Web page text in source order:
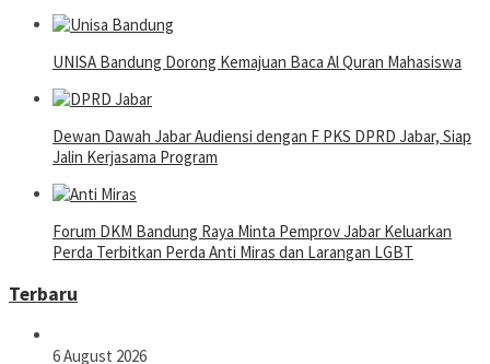
UNISA Bandung Dorong Kemajuan Baca Al Quran Mahasiswa
Dewan Dawah Jabar Audiensi dengan F PKS DPRD Jabar, Siap
Jalin Kerjasama Program
Forum DKM Bandung Raya Minta Pemprov Jabar Keluarkan
Perda Terbitkan Perda Anti Miras dan Larangan LGBT
Terbaru
6 August 2026